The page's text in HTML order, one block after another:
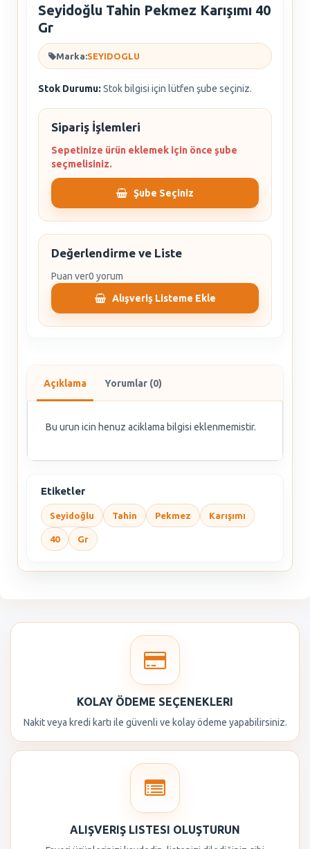
Seyidoğlu Tahin Pekmez Karışımı 40
Gr
Marka:SEYIDOGLU
Stok Durumu: Stok bilgisi için lütfen şube seçiniz.
Sipariş İşlemleri
Sepetinize ürün eklemek için önce şube
seçmelisiniz.
Şube Seçiniz
Değerlendirme ve Liste
Puan ver0 yorum
Alışveriş Listeme Ekle
Açıklama Yorumlar (0)
Bu urun icin henuz aciklama bilgisi eklenmemistir.
Etiketler
Seyidoğlu Tahin Pekmez Karışımı
40 Gr
KOLAY ÖDEME SEÇENEKLERI
Nakit veya kredi kartı ile güvenli ve kolay ödeme yapabilirsiniz.
ALIŞVERIŞ LISTESI OLUŞTURUN